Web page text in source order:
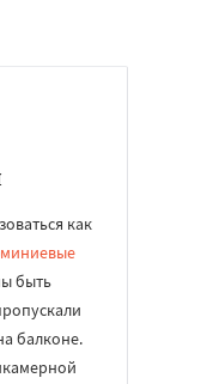
как
быть
балконе.